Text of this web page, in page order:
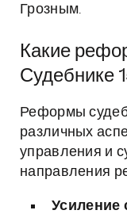
Грозным.
Какие
Судебнике
Реформы
различных
управления и
направления
Усиление